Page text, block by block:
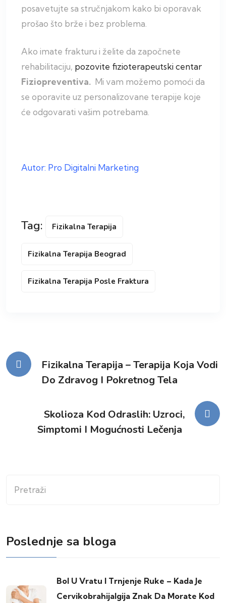
posavetujte sa stručnjakom kako bi oporavak
prošao što brže i bez problema.
Ako imate frakturu i želite da započnete
rehabilitaciju, pozovite fizioterapeutski centar
Fiziopreventiva. Mi vam možemo pomoći da
se oporavite uz personalizovane terapije koje
će odgovarati vašim potrebama.
Autor: Pro Digitalni Marketing
Tag: Fizikalna Terapija
Fizikalna Terapija Beograd
Fizikalna Terapija Posle Fraktura
Kretanje
članka
Fizikalna Terapija – Terapija Koja Vodi
Do Zdravog I Pokretnog Tela
Skolioza Kod Odraslih: Uzroci,
Simptomi I Mogućnosti Lečenja
Poslednje sa bloga
Bol U Vratu I Trnjenje Ruke – Kada Je
Cervikobrahijalgija Znak Da Morate Kod